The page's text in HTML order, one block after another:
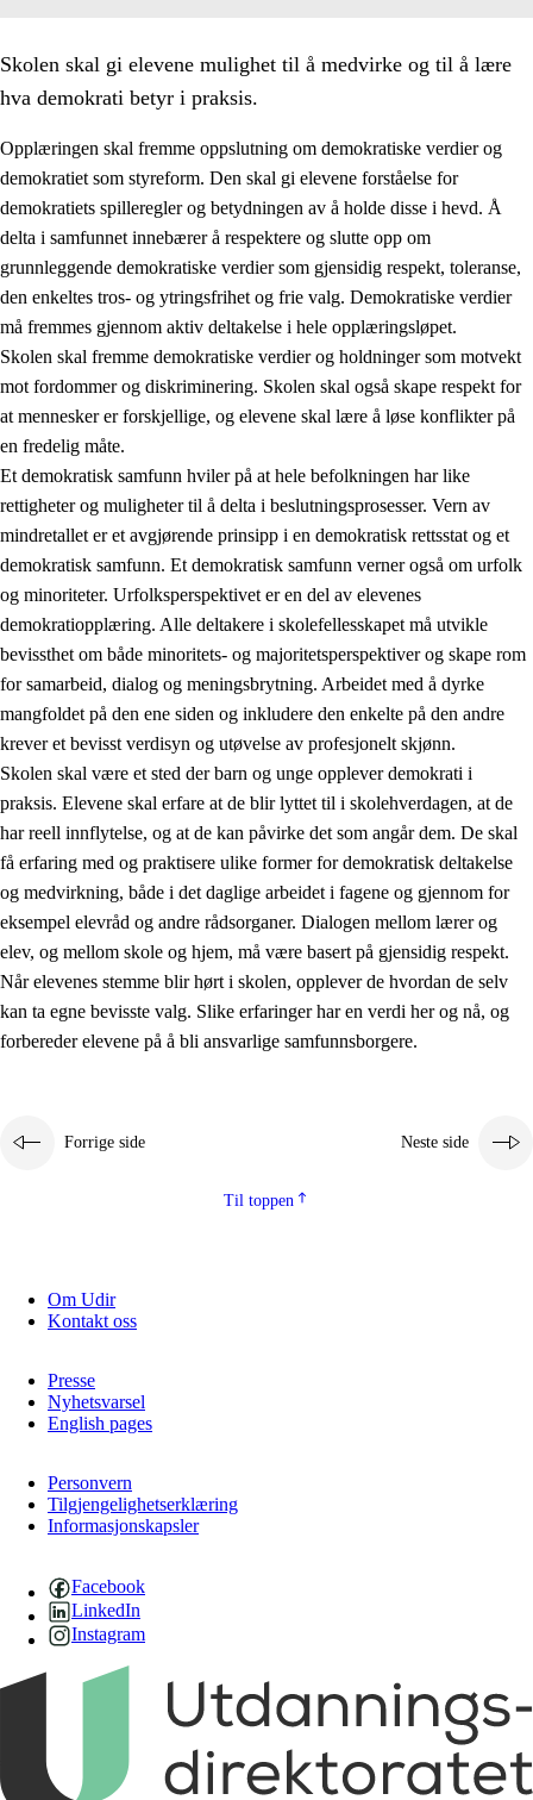
1. Opplæringens verdigrunnlag
1.1 Menneskeverdet
1.2 Identitet og kulturelt mangfold
1.3 Kritisk tenkning og etisk bevissthet
1.4 Skaperglede, engasjement og utforskertrang
1.5 Respekt for naturen og miljøbevissthet
Skolen skal gi elevene mulighet til å medvirke og til å lære
hva demokrati betyr i praksis.
Opplæringen skal fremme oppslutning om demokratiske verdier og
demokratiet som styreform. Den skal gi elevene forståelse for
demokratiets spilleregler og betydningen av å holde disse i hevd. Å
delta i samfunnet innebærer å respektere og slutte opp om
grunnleggende demokratiske verdier som gjensidig respekt, toleranse,
den enkeltes tros- og ytringsfrihet og frie valg. Demokratiske verdier
må fremmes gjennom aktiv deltakelse i hele opplæringsløpet.
Skolen skal fremme demokratiske verdier og holdninger som motvekt
mot fordommer og diskriminering. Skolen skal også skape respekt for
at mennesker er forskjellige, og elevene skal lære å løse konflikter på
en fredelig måte.
Et demokratisk samfunn hviler på at hele befolkningen har like
rettigheter og muligheter til å delta i beslutningsprosesser. Vern av
mindretallet er et avgjørende prinsipp i en demokratisk rettsstat og et
demokratisk samfunn. Et demokratisk samfunn verner også om urfolk
og minoriteter. Urfolksperspektivet er en del av elevenes
demokratiopplæring. Alle deltakere i skolefellesskapet må utvikle
bevissthet om både minoritets- og majoritetsperspektiver og skape rom
for samarbeid, dialog og meningsbrytning. Arbeidet med å dyrke
mangfoldet på den ene siden og inkludere den enkelte på den andre
krever et bevisst verdisyn og utøvelse av profesjonelt skjønn.
Skolen skal være et sted der barn og unge opplever demokrati i
praksis. Elevene skal erfare at de blir lyttet til i skolehverdagen, at de
har reell innflytelse, og at de kan påvirke det som angår dem. De skal
få erfaring med og praktisere ulike former for demokratisk deltakelse
og medvirkning, både i det daglige arbeidet i fagene og gjennom for
eksempel elevråd og andre rådsorganer. Dialogen mellom lærer og
elev, og mellom skole og hjem, må være basert på gjensidig respekt.
Når elevenes stemme blir hørt i skolen, opplever de hvordan de selv
kan ta egne bevisste valg. Slike erfaringer har en verdi her og nå, og
forbereder elevene på å bli ansvarlige samfunnsborgere.
Forrige side Neste side
Til toppen
Om Udir
Kontakt oss
Presse
Nyhetsvarsel
English pages
Personvern
Tilgjengelighetserklæring
Informasjonskapsler
Facebook
LinkedIn
Instagram